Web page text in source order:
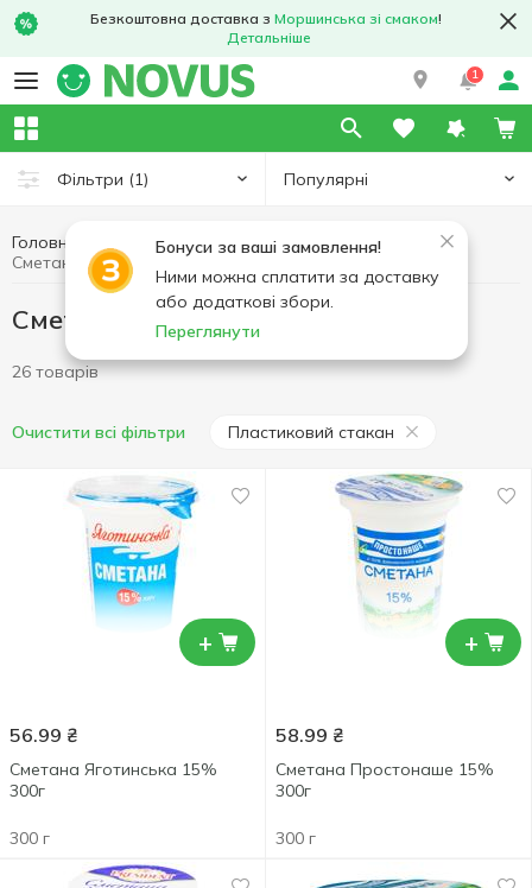
Безкоштовна доставка з Моршинська зі смаком!
Детальніше
1
Фільтри (1) Популярні
Бонуси за ваші замовлення!
Ними можна сплатити за доставку
або додаткові збори.
Переглянути
Головна Яйця та молочні продукти
Сметана
Сметана Пластиковий стакан
26 товарів
Очистити всі фільтри Пластиковий стакан
+
56.99 ₴
Сметана Яготинська 15%
300г
300 г
+
58.99 ₴
Сметана Простонаше 15%
300г
300 г